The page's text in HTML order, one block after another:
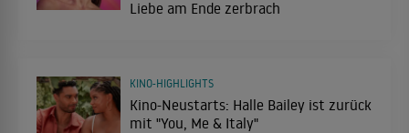
Liebe am Ende zerbrach
Kino-Neustarts: Halle Bailey ist zurück
mit "You, Me & Italy"
KINO-HIGHLIGHTS